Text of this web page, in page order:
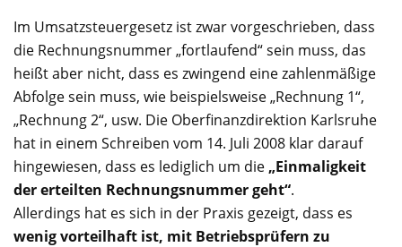
Im Umsatzsteuergesetz ist zwar vorgeschrieben, dass
die Rechnungsnummer „fortlaufend“ sein muss, das
heißt aber nicht, dass es zwingend eine zahlenmäßige
Abfolge sein muss, wie beispielsweise „Rechnung 1“,
„Rechnung 2“, usw. Die Oberfinanzdirektion Karlsruhe
hat in einem Schreiben vom 14. Juli 2008 klar darauf
hingewiesen, dass es lediglich um die „Einmaligkeit
der erteilten Rechnungsnummer geht“.
Allerdings hat es sich in der Praxis gezeigt, dass es
wenig vorteilhaft ist, mit Betriebsprüfern zu